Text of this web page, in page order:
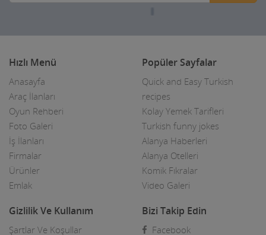
Hızlı Menü
Anasayfa
Araç İlanları
Oyun Rehberi
Foto Galeri
İş İlanları
Firmalar
Ürünler
Emlak
Popüler Sayfalar
Quick and Easy Turkish
recipes
Kolay Yemek Tarifleri
Turkish funny jokes
Alanya Haberleri
Alanya Otelleri
Komik Fıkralar
Video Galeri
Gizlilik Ve Kullanım
Şartlar Ve Koşullar
Bizi Takip Edin
Facebook